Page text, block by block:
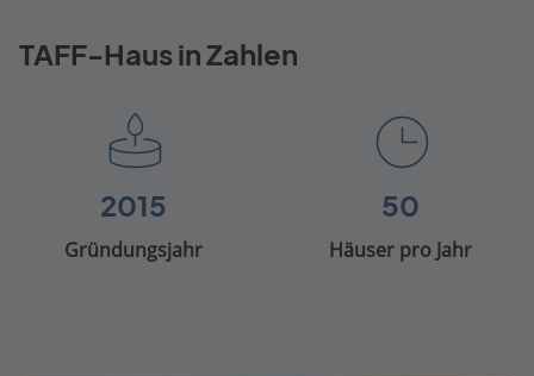
TAFF-Haus in Zahlen
2015
Gründungsjahr
50
Häuser pro Jahr